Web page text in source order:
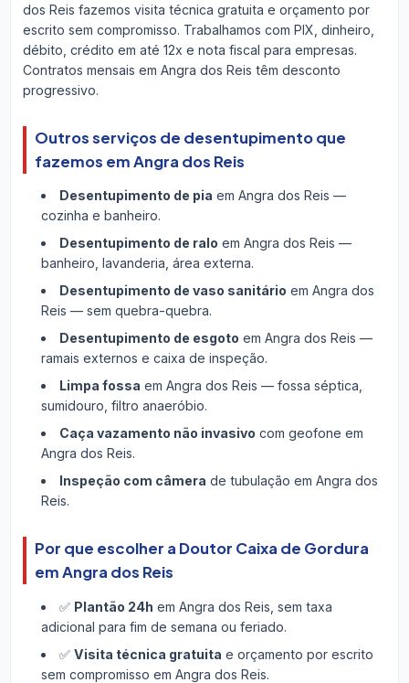
dos Reis fazemos visita técnica gratuita e orçamento por
escrito sem compromisso. Trabalhamos com PIX, dinheiro,
débito, crédito em até 12x e nota fiscal para empresas.
Contratos mensais em Angra dos Reis têm desconto
progressivo.
Outros serviços de desentupimento que
fazemos em Angra dos Reis
Desentupimento de pia em Angra dos Reis —
cozinha e banheiro.
Desentupimento de ralo em Angra dos Reis —
banheiro, lavanderia, área externa.
Desentupimento de vaso sanitário em Angra dos
Reis — sem quebra-quebra.
Desentupimento de esgoto em Angra dos Reis —
ramais externos e caixa de inspeção.
Limpa fossa em Angra dos Reis — fossa séptica,
sumidouro, filtro anaeróbio.
Caça vazamento não invasivo com geofone em
Angra dos Reis.
Inspeção com câmera de tubulação em Angra dos
Reis.
Por que escolher a Doutor Caixa de Gordura
em Angra dos Reis
✅ Plantão 24h em Angra dos Reis, sem taxa
adicional para fim de semana ou feriado.
✅ Visita técnica gratuita e orçamento por escrito
sem compromisso em Angra dos Reis.